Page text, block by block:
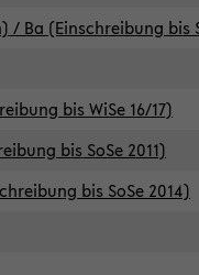
Ba (Einschreibung bis
bis WiSe 16/17)
bis SoSe 2011)
bis SoSe 2014)